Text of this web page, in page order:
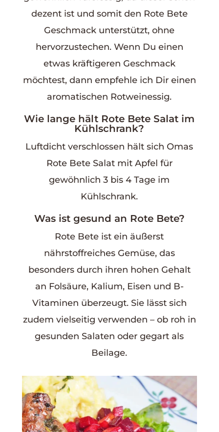
dezent ist und somit den Rote Bete
Geschmack unterstützt, ohne
hervorzustechen. Wenn Du einen
etwas kräftigeren Geschmack
möchtest, dann empfehle ich Dir einen
aromatischen Rotweinessig.
Wie lange hält Rote Bete Salat im
Kühlschrank?
Luftdicht verschlossen hält sich Omas
Rote Bete Salat mit Apfel für
gewöhnlich 3 bis 4 Tage im
Kühlschrank.
Was ist gesund an Rote Bete?
Rote Bete ist ein äußerst
nährstoffreiches Gemüse, das
besonders durch ihren hohen Gehalt
an Folsäure, Kalium, Eisen und B-
Vitaminen überzeugt. Sie lässt sich
zudem vielseitig verwenden – ob roh in
gesunden Salaten oder gegart als
Beilage.